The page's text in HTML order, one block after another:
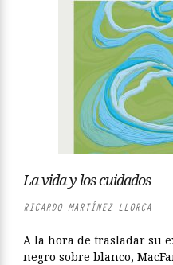
La vida y los cuidados
RICARDO MARTÍNEZ LLORCA
A la hora de trasladar su
negro sobre blanco,